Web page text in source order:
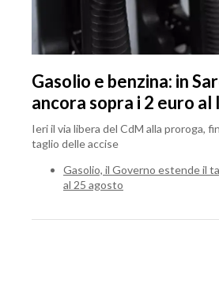
Gasolio e benzina: in
ancora sopra i 2 euro al
Ieri il via libera del CdM alla proroga,
taglio delle accise
Gasolio, il Governo estende il
al 25 agosto